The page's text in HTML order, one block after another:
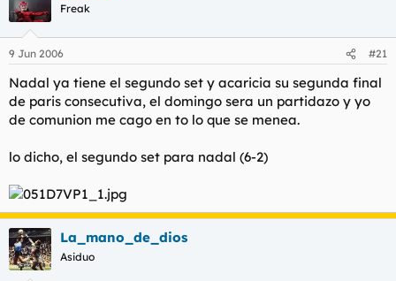
Freak
9 Jun 2006 #21
Nadal ya tiene el segundo set y acaricia su segunda final
de paris consecutiva, el domingo sera un partidazo y yo
de comunion me cago en to lo que se menea.
lo dicho, el segundo set para nadal (6-2)
La_mano_de_dios
Asiduo